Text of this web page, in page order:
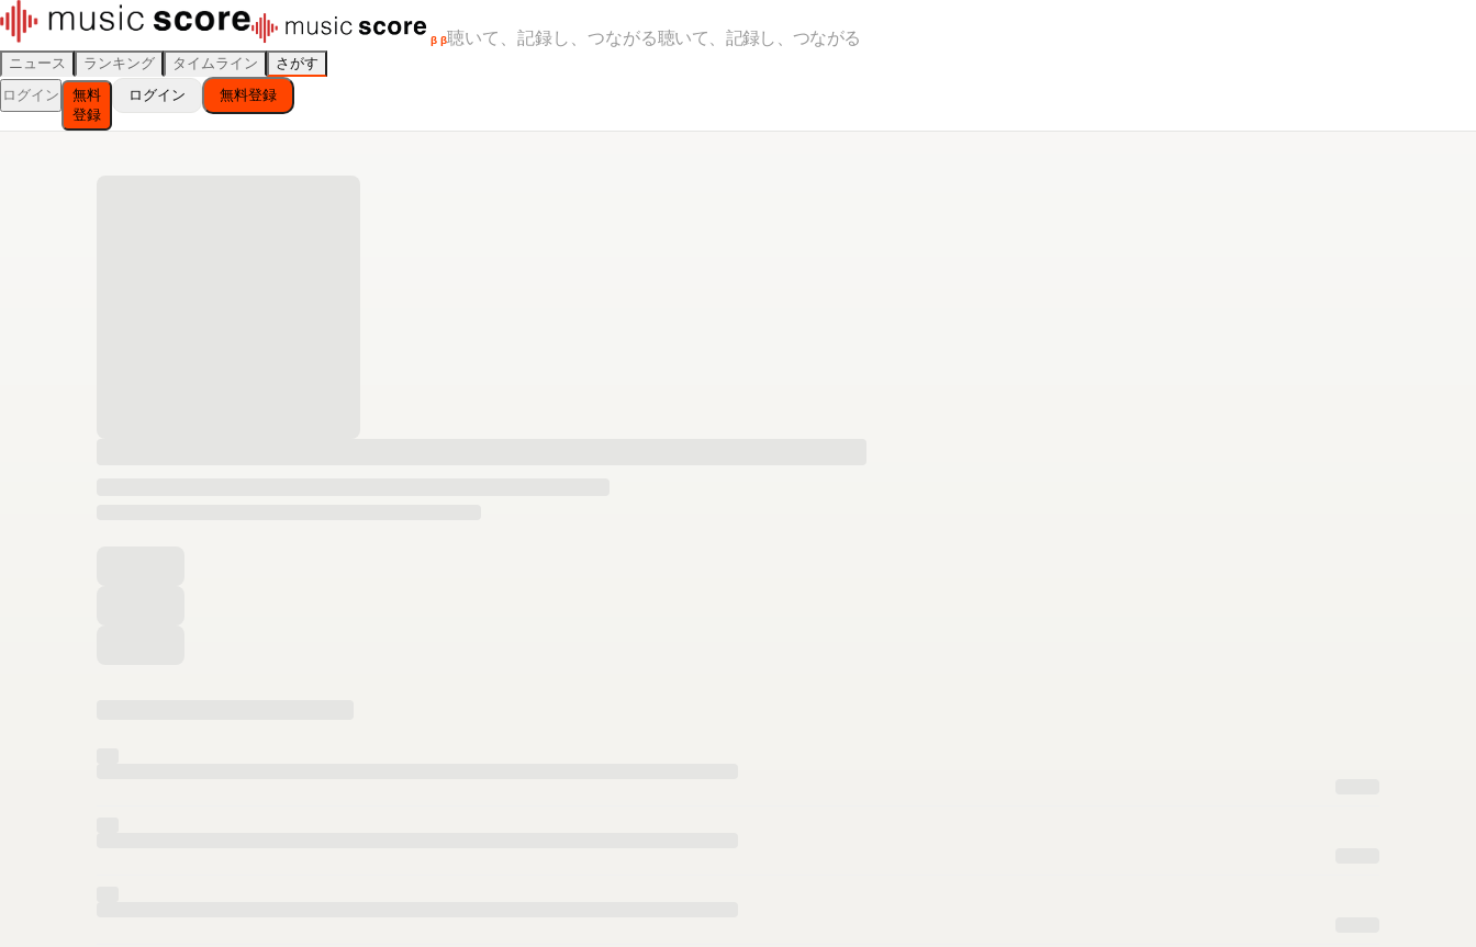
β β聴いて、記録し、つながる聴いて、記録し、つながる
ニュース ランキング タイムライン
さがす
ログイン
無料
登録
ログイン 無料登録